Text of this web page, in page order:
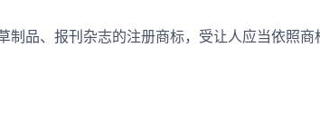
品、报刊杂志的注册商标，受让人应当依照商